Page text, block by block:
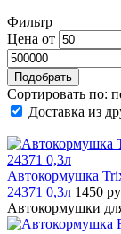
Фильтр
Цена от
Сортировать по:
Доставка из
Автокормушка
24371 0,3л 1450
Автокормушки